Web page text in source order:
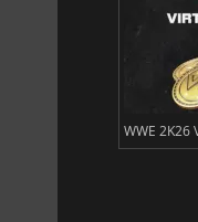
WWE 2K26